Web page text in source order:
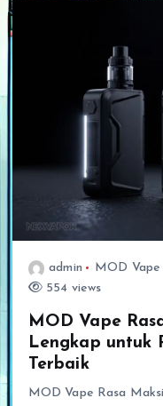
admin MOD Vape
554 views
MOD Vape
Lengkap untuk
Terbaik
MOD Vape Rasa